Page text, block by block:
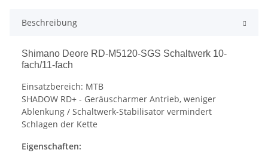
Beschreibung
Shimano Deore RD-M5120-SGS Schaltwerk 10-
fach/11-fach
Einsatzbereich: MTB
SHADOW RD+ - Geräuscharmer Antrieb, weniger
Ablenkung / Schaltwerk-Stabilisator vermindert
Schlagen der Kette
Eigenschaften: